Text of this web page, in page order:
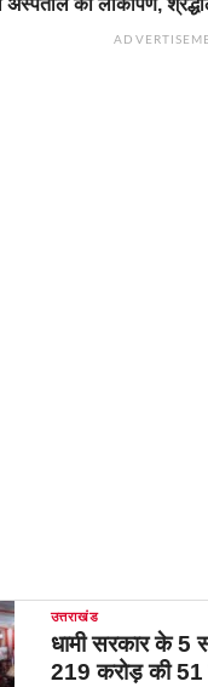
अस्पताल का लोकार्पण,
उत्तराखंड
धामी सरकार के 5
219 करोड़ की 51